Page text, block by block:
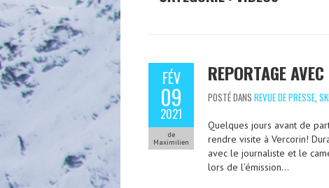
FÉV
09
2021
de
Maximilien
REPORTAGE
POSTÉ DANS REVUE DE PRESSE,
Quelques jours avant de
rendre visite à Vercorin!
avec le journaliste et le
lors de l’émission…